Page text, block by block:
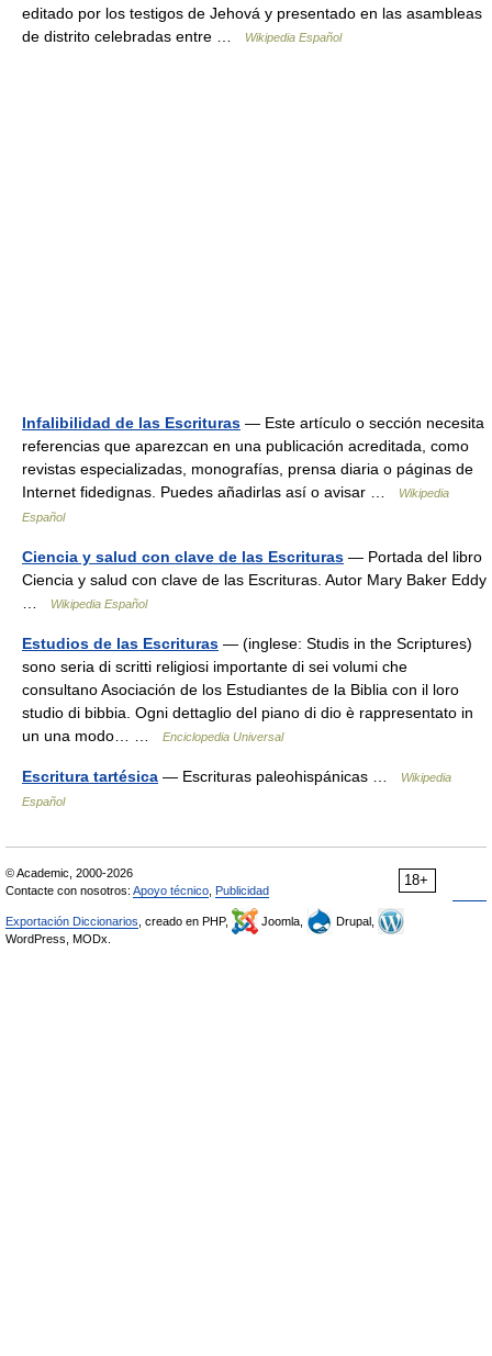
editado por los testigos de Jehová y presentado en las asambleas
de distrito celebradas entre …
Wikipedia Español
Infalibilidad de las Escrituras — Este artículo o sección necesita
referencias que aparezcan en una publicación acreditada, como
revistas especializadas, monografías, prensa diaria o páginas de
Internet fidedignas. Puedes añadirlas así o avisar …
Wikipedia
Español
Ciencia y salud con clave de las Escrituras — Portada del libro
Ciencia y salud con clave de las Escrituras. Autor Mary Baker Eddy
Wikipedia Español
Estudios de las Escrituras — (inglese: Studis in the Scriptures)
sono seria di scritti religiosi importante di sei volumi che
consultano Asociación de los Estudiantes de la Biblia con il loro
studio di bibbia. Ogni dettaglio del piano di dio è rappresentato in
un una modo… …
Enciclopedia Universal
Escritura tartésica — Escrituras paleohispánicas …
Wikipedia
Español
18+
© Academic, 2000-2026
Contacte con nosotros: Apoyo técnico Publicidad
Exportación Diccionarios , creado en PHP, Joomla,
Drupal,
WordPress, MODx.